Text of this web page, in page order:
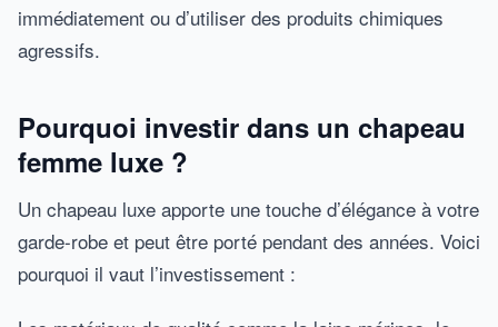
immédiatement ou d’utiliser des produits chimiques
agressifs.
Pourquoi investir dans un chapeau
femme luxe ?
Un chapeau luxe apporte une touche d’élégance à votre
garde-robe et peut être porté pendant des années. Voici
pourquoi il vaut l’investissement :